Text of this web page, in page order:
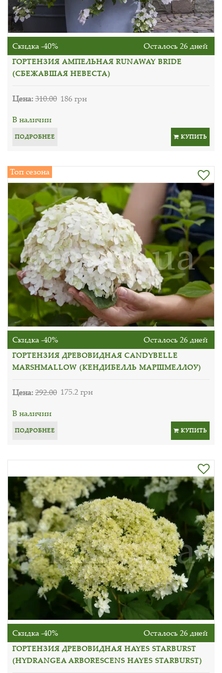
Скидка -40% Осталось 26 дней
ГОРТЕНЗИЯ АМПЕЛЬНАЯ RUNAWAY BRIDE
(СБЕЖАВШАЯ НЕВЕСТА)
Цена:310.00 186 грн
В наличии
ПОДРОБНЕЕ КУПИТЬ
Топ сезона
Скидка -40% Осталось 26 дней
ГОРТЕНЗИЯ ДРЕВОВИДНАЯ CANDYBELLE
MARSHMALLOW (КЕНДИБЕЛЛЬ МАРШМЕЛЛОУ)
Цена:292.00 175.2 грн
В наличии
ПОДРОБНЕЕ КУПИТЬ
Скидка -40% Осталось 26 дней
ГОРТЕНЗИЯ ДРЕВОВИДНАЯ HAYES STARBURST
(HYDRANGEA ARBORESCENS HAYES STARBURST)